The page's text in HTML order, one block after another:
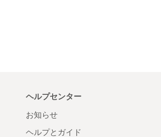
ヘルプセンター
お知らせ
ヘルプとガイド